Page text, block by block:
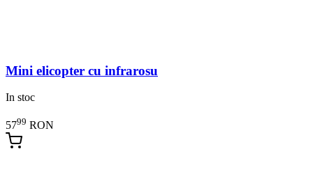
Mini elicopter cu infrarosu
In stoc
5799 RON